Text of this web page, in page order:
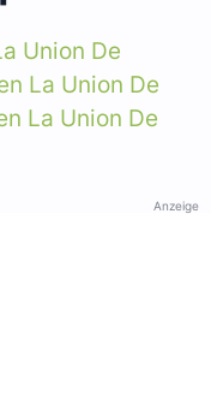
Union De
La Union De
La Union De
Anzeige